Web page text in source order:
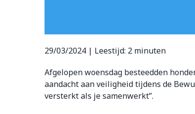
29/03/2024 | Leestijd: 2 minuten
Afgelopen woensdag besteedden
aandacht aan veiligheid tijdens de
versterkt als je samenwerkt”.